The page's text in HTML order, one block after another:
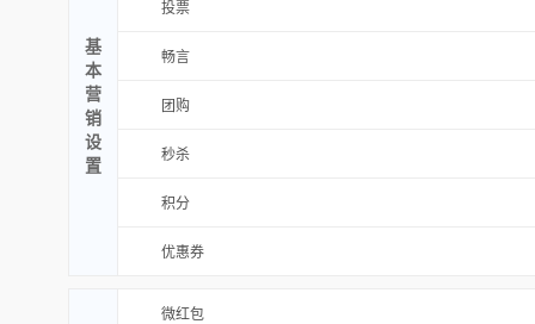
基
本
营
销
设
置
投票
畅言
团购
秒杀
积分
优惠券
微红包